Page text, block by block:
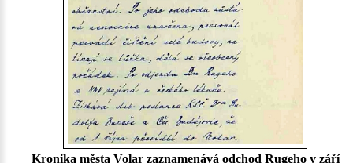
Kronika města Volar zaznamenává odchod Rugeho v září